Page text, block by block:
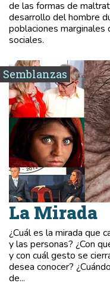
de las formas de
desarrollo del hombre
poblaciones marginales
sociales.
Semblanzas
La Mirada
¿Cuál es la mirada que
y las personas? ¿Con
y con cuál gesto se
desea conocer?
de...